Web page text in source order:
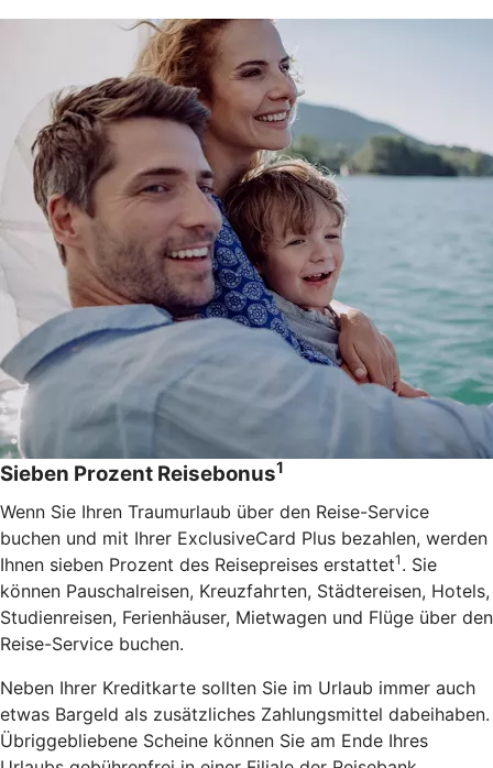
Sieben Prozent Reisebonus1
Wenn Sie Ihren Traumurlaub über den Reise-Service
buchen und mit Ihrer ExclusiveCard Plus bezahlen, werden
Ihnen sieben Prozent des Reisepreises erstattet1 . Sie
können Pauschalreisen, Kreuzfahrten, Städtereisen, Hotels,
Studienreisen, Ferienhäuser, Mietwagen und Flüge über den
Reise-Service buchen.
Neben Ihrer Kreditkarte sollten Sie im Urlaub immer auch
etwas Bargeld als zusätzliches Zahlungsmittel dabeihaben.
Übriggebliebene Scheine können Sie am Ende Ihres